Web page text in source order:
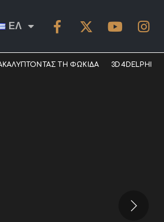
ΕΛ
ΤΗ ΦΩΚΙΔΑ 3D4DELPHI